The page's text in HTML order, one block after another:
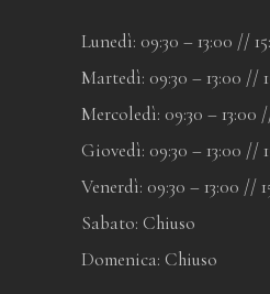
Lunedì: 09:30 – 13:00 //
Martedì: 09:30 – 13:00 //
Mercoledì: 09:30 – 13:00
Giovedì: 09:30 – 13:00 //
Venerdì: 09:30 – 13:00 //
Sabato: Chiuso
Domenica: Chiuso